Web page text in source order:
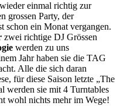
einmal richtig zur
grossen Party, der
schon ein Monat vergangen.
zwei richtige DJ Grössen
werden zu uns
Jahr haben sie die TAG
Alle die sich daran
für diese Saison letzte „The
werden sie mit 4 Turntables
wohl nichts mehr im Wege!